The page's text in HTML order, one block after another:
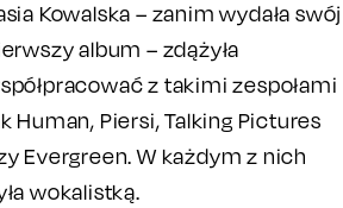
Kowalska – zanim wydała swój
album – zdążyła
z takimi zespołami
Human, Piersi, Talking Pictures
Evergreen. W każdym z nich
wokalistką.